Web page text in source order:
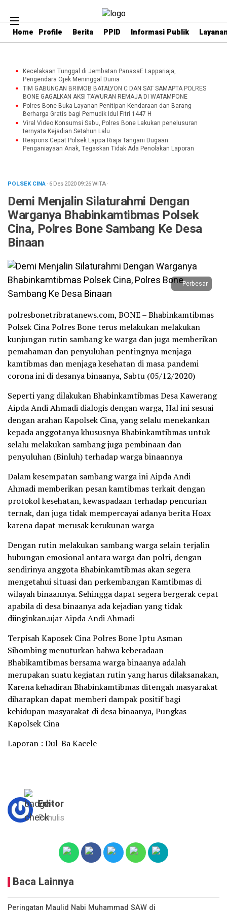
Home Profile Berita PPID Informasi Publik
Kecelakaan Tunggal di Jembatan PanasaE Lappariaja,
Pengendara Ojek Meninggal Dunia
TIM GABUNGAN BRIMOB BATALYON C DAN SAT SAMAPTA POLRES
BONE GAGALKAN AKSI TAWURAN REMAJA DI WATAMPONE
Polres Bone Buka Layanan Penitipan Kendaraan dan Barang
Berharga Gratis bagi Pemudik Idul Fitri 1447 H
Viral Video Konsumsi Sabu, Polres Bone Lakukan penelusuran
ternyata Kejadian Setahun Lalu
Respons Cepat Polsek Lappa Riaja Tangani Dugaan
Penganiayaan Anak, Tegaskan Tidak Ada Penolakan Laporan
POLSEK CINA· 6 Des 202009:26WITA·
Demi Menjalin Silaturahmi Dengan
Warganya Bhabinkamtibmas Polsek
Cina, Polres Bone Sambang Ke Desa
Binaan
Perbesar
polresbonetribratanews.com, BONE – Bhabinkamtibmas
Polsek Cina Polres Bone terus melakukan melakukan
kunjungan rutin sambang ke warga dan juga memberikan
pemahaman dan penyuluhan pentingnya menjaga
kamtibmas dan menjaga kesehatan di masa pandemi
corona ini di desanya binaanya, Sabtu (05/12/2020)
Seperti yang dilakukan Bhabinkamtibmas Desa Kawerang
Aipda Andi Ahmadi dialogis dengan warga, Hal ini sesuai
dengan arahan Kapolsek Cina, yang selalu menekankan
kepada anggotanya khususnya Bhabinkamtibmas untuk
selalu melakukan sambang juga pembinaan dan
penyuluhan (Binluh) terhadap warga binaannya
Dalam kesempatan sambang warga ini Aipda Andi
Ahmadi memberikan pesan kamtibmas terkait dengan
protokol kesehatan, kewaspadaan terhadap pencurian
ternak, dan juga tidak mempercayai adanya berita Hoax
karena dapat merusak kerukunan warga
Dengan rutin melakukan sambang warga selain terjalin
hubungan emosional antara warga dan polri, dengan
sendirinya anggota Bhabinkamtibmas akan segera
mengetahui situasi dan perkembangan Kamtibmas di
wilayah binaannya. Sehingga dapat segera bergerak cepat
apabila di desa binaanya ada kejadian yang tidak
diinginkan.ujar Aipda Andi Ahmadi
Terpisah Kaposek Cina Polres Bone Iptu Asman
Sihombing menuturkan bahwa keberadaan
Bhabikamtibmas bersama warga binaanya adalah
merupakan suatu kegiatan rutin yang harus dilaksanakan,
Karena kehadiran Bhabinkamtibmas ditengah masyarakat
diharapkan dapat memberi dampak positif bagi
kehidupan masyarakat di desa binaanya, Pungkas
Kapolsek Cina
Laporan : Dul-Ba Kacele
Editor
Penulis
Baca Lainnya
Peringatan Maulid Nabi Muhammad SAW di